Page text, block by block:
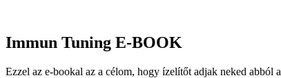
Immun Tuning E-BOOK
Ezzel az e-bookal az a célom, hogy ízelítőt adjak neked abból